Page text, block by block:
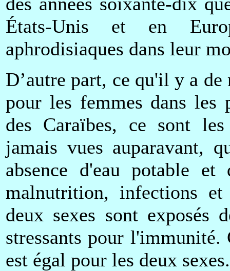
États-Unis et en
aphrodisiaques dans leur
D’autre part, ce qu'il y a
pour les femmes dans les
des Caraïbes, ce sont
jamais vues auparavant,
absence d'eau potable et
malnutrition, infections et
deux sexes sont exposés
stressants pour
est égal pour les deux sexes.